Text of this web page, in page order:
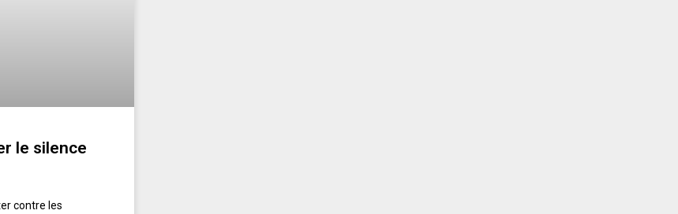
le silence
contre les